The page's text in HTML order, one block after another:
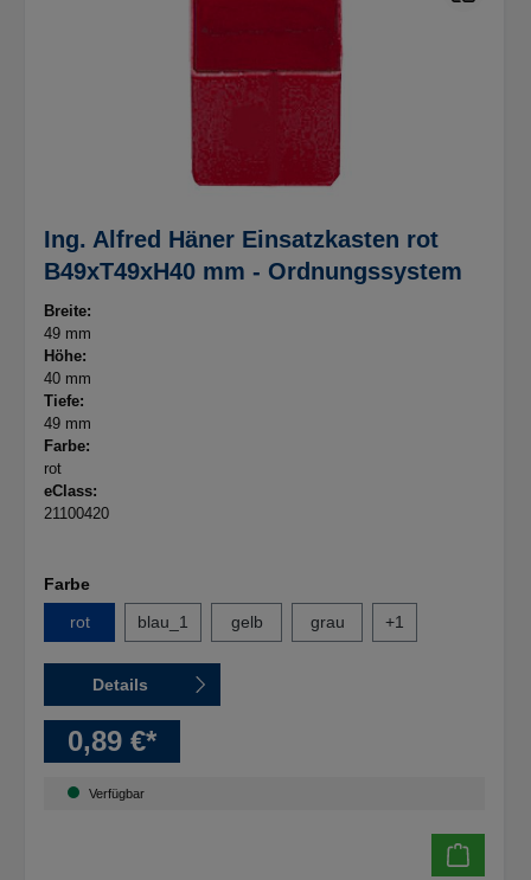
Ing. Alfred Häner Einsatzkasten rot
B49xT49xH40 mm - Ordnungssystem
Breite:
49 mm
Höhe:
40 mm
Tiefe:
49 mm
Farbe:
rot
eClass:
21100420
Farbe
rot
blau_1 gelb grau +1
Details
0,89 €*
Verfügbar